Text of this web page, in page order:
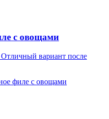
с овощами
вариант после